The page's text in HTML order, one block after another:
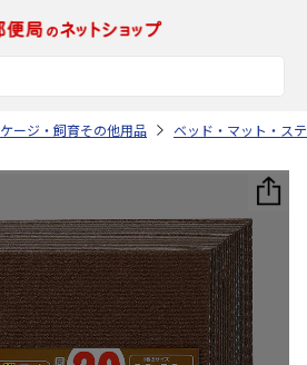
ケージ・飼育その他用品 ベッド・マット・ス